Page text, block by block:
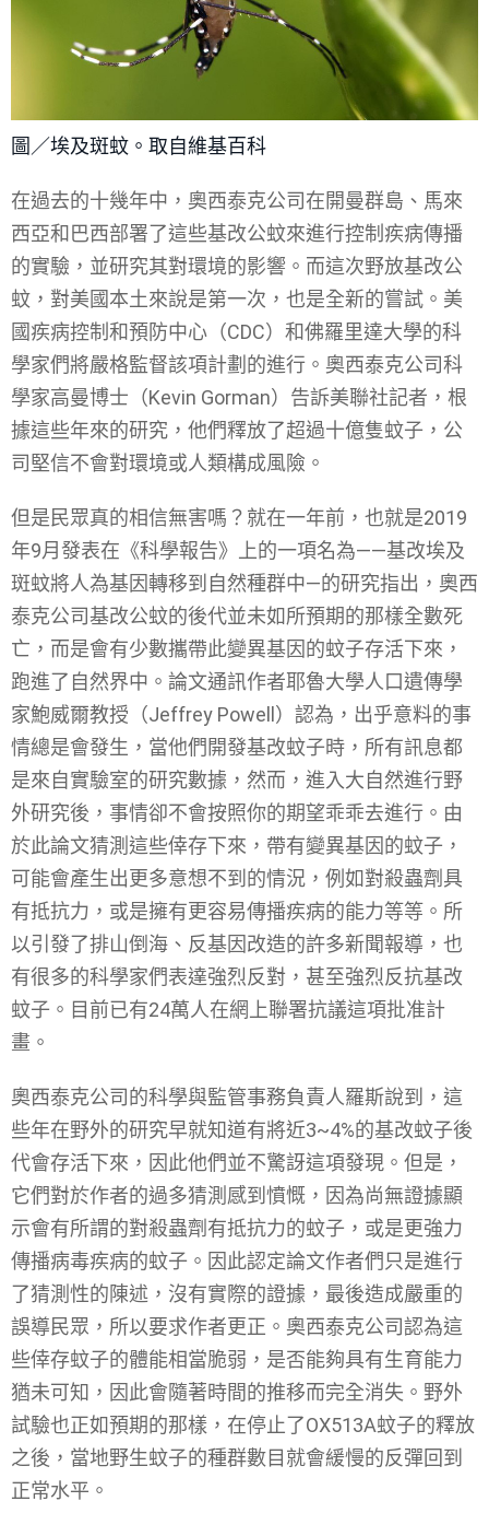
圖／埃及斑蚊。取自維基百科
在過去的十幾年中，奧西泰克公司在開曼群島、馬來
西亞和巴西部署了這些基改公蚊來進行控制疾病傳播
的實驗，並研究其對環境的影響。而這次野放基改公
蚊，對美國本土來說是第一次，也是全新的嘗試。美
國疾病控制和預防中心（CDC）和佛羅里達大學的科
學家們將嚴格監督該項計劃的進行。奧西泰克公司科
學家高曼博士（Kevin Gorman）告訴美聯社記者，根
據這些年來的研究，他們釋放了超過十億隻蚊子，公
司堅信不會對環境或人類構成風險。
但是民眾真的相信無害嗎？就在一年前，也就是2019
年9月發表在《科學報告》上的一項名為——基改埃及
斑蚊將人為基因轉移到自然種群中—的研究指出，奧西
泰克公司基改公蚊的後代並未如所預期的那樣全數死
亡，而是會有少數攜帶此變異基因的蚊子存活下來，
跑進了自然界中。論文通訊作者耶魯大學人口遺傳學
家鮑威爾教授（Jeffrey Powell）認為，出乎意料的事
情總是會發生，當他們開發基改蚊子時，所有訊息都
是來自實驗室的研究數據，然而，進入大自然進行野
外研究後，事情卻不會按照你的期望乖乖去進行。由
於此論文猜測這些倖存下來，帶有變異基因的蚊子，
可能會產生出更多意想不到的情況，例如對殺蟲劑具
有抵抗力，或是擁有更容易傳播疾病的能力等等。所
以引發了排山倒海、反基因改造的許多新聞報導，也
有很多的科學家們表達強烈反對，甚至強烈反抗基改
蚊子。目前已有24萬人在網上聯署抗議這項批准計
畫。
奧西泰克公司的科學與監管事務負責人羅斯說到，這
些年在野外的研究早就知道有將近3~4%的基改蚊子後
代會存活下來，因此他們並不驚訝這項發現。但是，
它們對於作者的過多猜測感到憤慨，因為尚無證據顯
示會有所謂的對殺蟲劑有抵抗力的蚊子，或是更強力
傳播病毒疾病的蚊子。因此認定論文作者們只是進行
了猜測性的陳述，沒有實際的證據，最後造成嚴重的
誤導民眾，所以要求作者更正。奧西泰克公司認為這
些倖存蚊子的體能相當脆弱，是否能夠具有生育能力
猶未可知，因此會隨著時間的推移而完全消失。野外
試驗也正如預期的那樣，在停止了OX513A蚊子的釋放
之後，當地野生蚊子的種群數目就會緩慢的反彈回到
正常水平。